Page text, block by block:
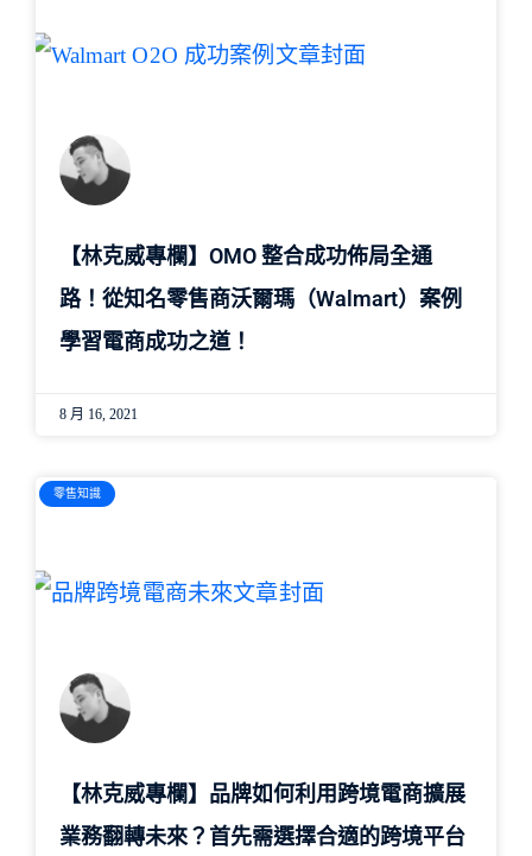
【林克威專欄】OMO 整合成功佈局全通
路！從知名零售商沃爾瑪（Walmart）案例
學習電商成功之道！
8 月 16, 2021
零售知識
【林克威專欄】品牌如何利用跨境電商擴展
業務翻轉未來？首先需選擇合適的跨境平台